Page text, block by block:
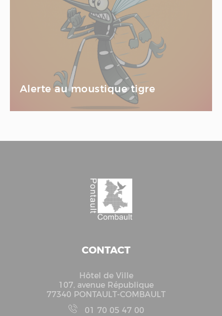
Alerte au moustique tigre
CONTACT
Hôtel de Ville
107, avenue République
77340 PONTAULT-COMBAULT
01 70 05 47 00